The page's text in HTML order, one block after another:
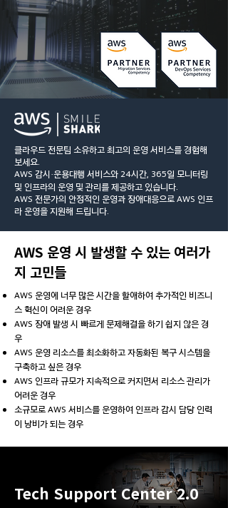
클라우드 전문팀 소유하고 최고의 운영 서비스를 경험해
보세요.
AWS 감시·운용대행 서비스와 24시간, 365일 모니터링
및 인프라의 운영 및 관리를 제공하고 있습니다.
AWS 전문가의 안정적인 운영과 장애대응으로 AWS 인프
라 운영을 지원해 드립니다.
AWS 운영 시 발생할 수 있는 여러가
지 고민들
AWS 운영에 너무 많은 시간을 할애하여 추가적인 비즈니
스 혁신이 어려운 경우
AWS 장애 발생 시 빠르게 문제해결을 하기 쉽지 않은 경
우
AWS 운영 리소스를 최소화하고 자동화된 복구 시스템을
구축하고 싶은 경우
AWS 인프라 규모가 지속적으로 커지면서 리소스 관리가
어려운 경우
소규모로 AWS 서비스를 운영하여 인프라 감시 담당 인력
이 낭비가 되는 경우
Tech Support Center 2.0